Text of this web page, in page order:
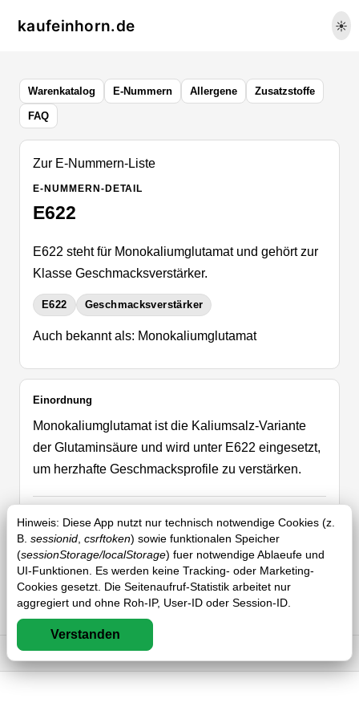
kaufeinhorn.de ☀️
Hinweis: Diese App nutzt nur technisch notwendige Cookies (z.
B. sessionid csrftoken) sowie funktionalen Speicher
(sessionStorage/localStorage) fuer notwendige Ablaeufe und
UI-Funktionen. Es werden keine Tracking- oder Marketing-
Cookies gesetzt. Die Seitenaufruf-Statistik arbeitet nur
aggregiert und ohne Roh-IP, User-ID oder Session-ID.
Verstanden
Warenkatalog E-Nummern Allergene Zusatzstoffe
FAQ
Zur E-Nummern-Liste
E-NUMMERN-DETAIL
E622
E622 steht für Monokaliumglutamat und gehört zur
Klasse Geschmacksverstärker.
E622 Geschmacksverstärker
Auch bekannt als: Monokaliumglutamat
Einordnung
Monokaliumglutamat ist die Kaliumsalz-Variante
der Glutaminsäure und wird unter E622 eingesetzt,
um herzhafte Geschmacksprofile zu verstärken.
Typische Anwendung
Typische Anwendungen sind Brühen,
Würzmischungen, Snacks und pikante
Fertigprodukte, in denen Umami-Eindrücke klarer
hervortreten sollen.
Herkunft
Impressum